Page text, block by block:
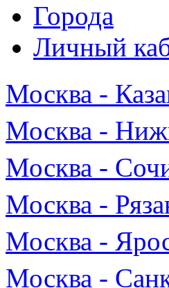
Города
Личный
Москва -
Москва -
Москва -
Москва -
Москва -
Москва -